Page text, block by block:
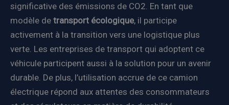
significative des émissions de CO2. En tant que
modèle de transport écologique, il participe
activement à la transition vers une logistique plus
verte. Les entreprises de transport qui adoptent ce
véhicule participent aussi à la solution pour un avenir
durable. De plus, l’utilisation accrue de ce camion
électrique répond aux attentes des consommateurs